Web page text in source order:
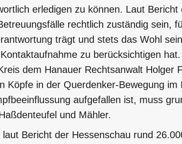
erledigen zu können. Laut
rechtlich zuständig sein,
trägt und stets das Wohl
zu berücksichtigen
dem Hanauer Rechtsanwalt Holger
Köpfe in der Querdenker-Bewegung
aufgefallen ist, muss
und Mähler.
Bericht der Hessenschau rund